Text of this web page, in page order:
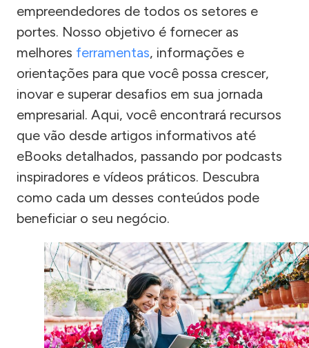
empreendedores de todos os setores e
portes. Nosso objetivo é fornecer as
melhores ferramentas, informações e
orientações para que você possa crescer,
inovar e superar desafios em sua jornada
empresarial. Aqui, você encontrará recursos
que vão desde artigos informativos até
eBooks detalhados, passando por podcasts
inspiradores e vídeos práticos. Descubra
como cada um desses conteúdos pode
beneficiar o seu negócio.